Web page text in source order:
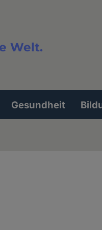
Welt.
Gesundheit